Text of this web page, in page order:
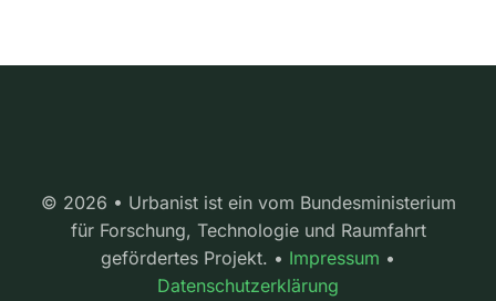
© 2026 • Urbanist ist ein vom Bundesministerium
für Forschung, Technologie und Raumfahrt
gefördertes Projekt. • Impressum •
Datenschutzerklärung